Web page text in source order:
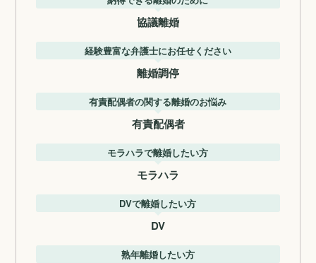
協議離婚
経験豊富な弁護士にお任せください
離婚調停
有責配偶者の関する離婚のお悩み
有責配偶者
モラハラで離婚したい方
モラハラ
DVで離婚したい方
DV
熟年離婚したい方